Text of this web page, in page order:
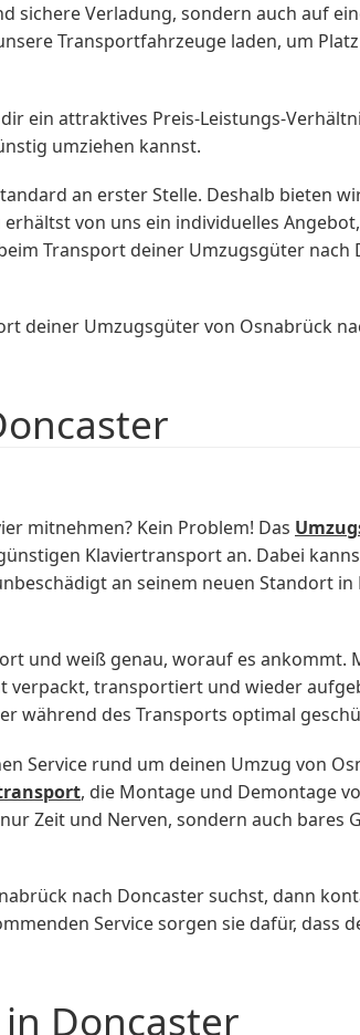
sichere Verladung, sondern auch auf
Transportfahrzeuge laden, um
ein attraktives Preis-Leistungs-
umziehen kannst.
an erster Stelle. Deshalb bieten
von uns ein individuelles
Transport deiner Umzugsgüter nach
deiner Umzugsgüter von Osnabrück
mitnehmen? Kein Problem! Das
Klaviertransport an. Dabei
an seinem neuen Standort in
und weiß genau, worauf es ankommt.
verpackt, transportiert und wieder
während des Transports optimal
Service rund um deinen Umzug von
, die Montage und Demontage
Zeit und Nerven, sondern auch bares
nach Doncaster suchst, dann
Service sorgen sie dafür, dass
Doncaster